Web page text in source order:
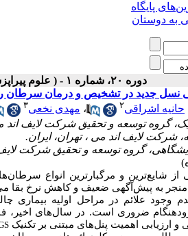
پایگاه
به دوستان
دوره ۲۰، شماره ۱ - ( علوم پیراپزشکی و بهداشت نظامی- بهار- ۱۴۰۴ )
نسل جدید در تشخیص و درمان
حانیه اشراقی۲ ، مهدی نخعی۳
شایع‌ترین و مرگبارترین انواع
به پیش‌آگهی ضعیف و کاهش نرخ بقا
وجود علائم در مراحل اولیه بیماری
ضروری است. در سال‌های اخیر،
ارزیابی اهمیت پنلهای مبتنی بر تکنیک